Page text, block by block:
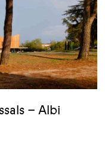
– Albi